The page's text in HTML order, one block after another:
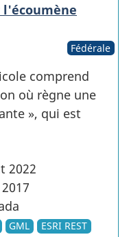
Fédérale
comprend
où règne une
», qui est
2022
GML
ESRI REST